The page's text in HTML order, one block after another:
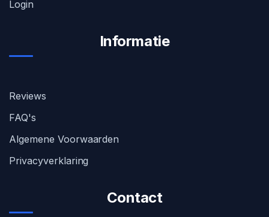
Login
Informatie
Reviews
FAQ's
Algemene Voorwaarden
Privacyverklaring
Contact